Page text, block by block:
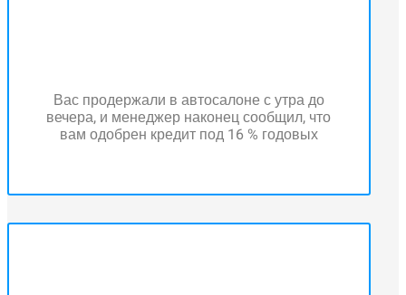
Вас продержали в автосалоне с утра до
вечера, и менеджер наконец сообщил, что
вам одобрен кредит под 16 % годовых